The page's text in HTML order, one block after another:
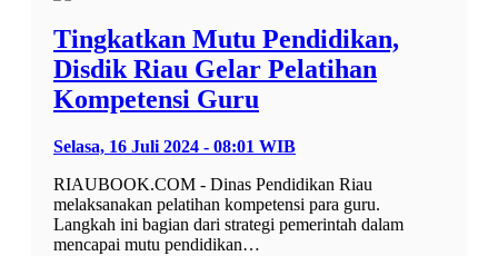
Tingkatkan Mutu Pendidikan,
Disdik Riau Gelar Pelatihan
Kompetensi Guru
Selasa, 16 Juli 2024 - 08:01 WIB
RIAUBOOK.COM - Dinas Pendidikan Riau
melaksanakan pelatihan kompetensi para guru.
Langkah ini bagian dari strategi pemerintah dalam
mencapai mutu pendidikan…